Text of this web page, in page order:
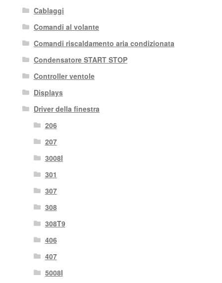
Cablaggi
Comandi al volante
Comandi riscaldamento aria condizionata
Condensatore START STOP
Controller ventole
Displays
Driver della finestra
206
207
3008I
301
307
308
308T9
406
407
5008I